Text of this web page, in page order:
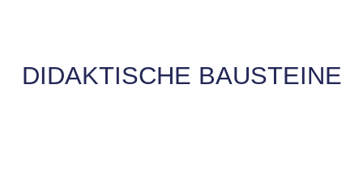
DIDAKTISCHE BAUSTEINE